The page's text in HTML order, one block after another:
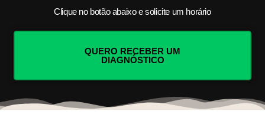
Clique no botão abaixo e solicite um horário
QUERO RECEBER UM
DIAGNÓSTICO